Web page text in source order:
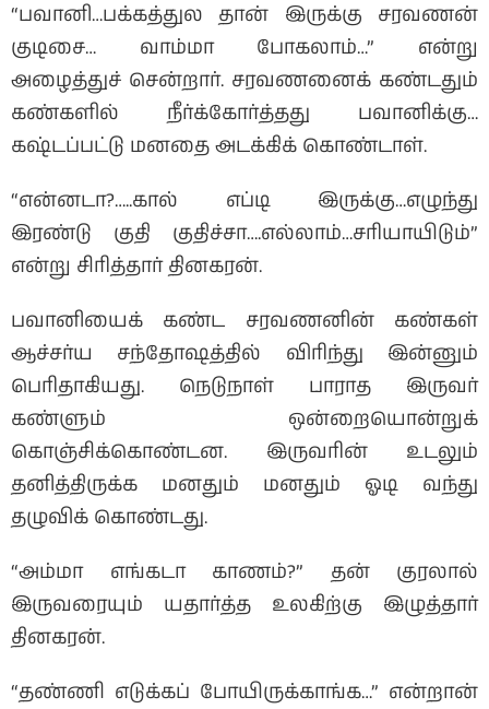
“பவானி…பக்கத்துல தான் இருக்கு சரவணன்
குடிசை… வாம்மா போகலாம்…” என்று
அழைத்துச் சென்றார். சரவணனைக் கண்டதும்
கண்களில் நீர்க்கோர்த்தது பவானிக்கு…
கஷ்டப்பட்டு மனதை அடக்கிக் கொண்டாள்.
“என்னடா?…..கால் எப்டி இருக்கு…எழுந்து
இரண்டு குதி குதிச்சா….எல்லாம்…சரியாயிடும்”
என்று சிரித்தார் தினகரன்.
பவானியைக் கண்ட சரவணனின் கண்கள்
ஆச்சர்ய சந்தோஷத்தில் விரிந்து இன்னும்
பெரிதாகியது. நெடுநாள் பாராத இருவர்
கண்ளும் ஒன்றையொன்றுக்
கொஞ்சிக்கொண்டன. இருவரின் உடலும்
தனித்திருக்க மனதும் மனதும் ஓடி வந்து
தழுவிக் கொண்டது.
“அம்மா எங்கடா காணம்?” தன் குரலால்
இருவரையும் யதார்த்த உலகிற்கு இழுத்தார்
தினகரன்.
“தண்ணி எடுக்கப் போயிருக்காங்க…” என்றான்